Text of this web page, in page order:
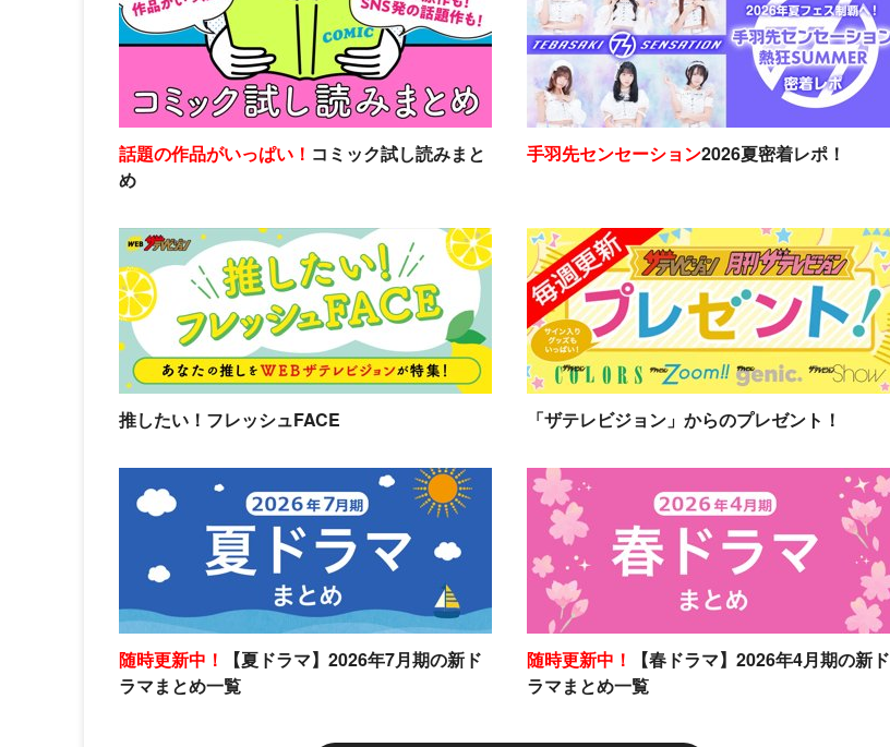
話題の作品がいっぱい！ コミック試し読みまと
め
手羽先センセーション2026夏密着レポ！
推したい！フレッシュFACE 「ザテレビジョン」からのプレゼント！
随時更新中！
【夏ドラマ】2026年7月期の新ド
ラマまとめ一覧
随時更新中！
【春ドラマ】2026年4月期の新ド
ラマまとめ一覧